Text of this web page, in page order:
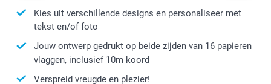
Kies uit verschillende designs en personaliseer met
tekst en/of foto
Jouw ontwerp gedrukt op beide zijden van 16 papieren
vlaggen, inclusief 10m koord
Verspreid vreugde en plezier!